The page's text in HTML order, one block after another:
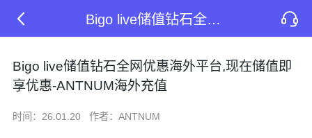
Bigo live储值钻石全网优惠海外平台,现在储值即享优惠-ANTNUM海外充值
Bigo live储值钻石全网优惠海外平台,现在储值即
享优惠-ANTNUM海外充值
时间：26.01.20 作者：ANTNUM